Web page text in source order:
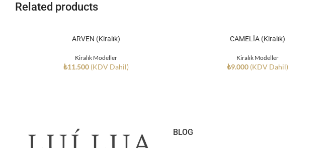
Related products
ARVEN (Kiralık)
Kiralık Modeller
₺11.500 (KDV Dahil)
CAMELİA (Kiralık)
Kiralık Modeller
₺9.000 (KDV Dahil)
BLOG